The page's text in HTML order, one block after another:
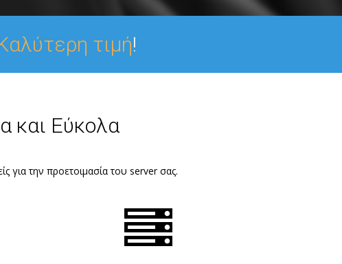
τιμή!
και Εύκολα
για την προετοιμασία του server σας.